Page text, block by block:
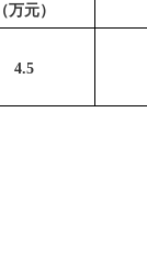
（万元）
4.5